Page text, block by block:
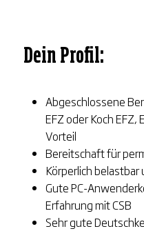
Dein Profil:
Abgeschlossene
EFZ oder Koch
Vorteil
Bereitschaft für
Körperlich belastbar
Gute PC-
Erfahrung mit CSB
Sehr gute